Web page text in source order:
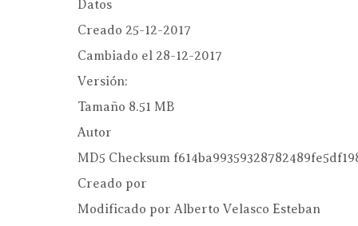
Datos
Creado 25-12-2017
Cambiado el 28-12-2017
Versión:
Tamaño 8.51 MB
Autor
MD5 Checksum
Creado por
Modificado por Alberto Velasco Esteban